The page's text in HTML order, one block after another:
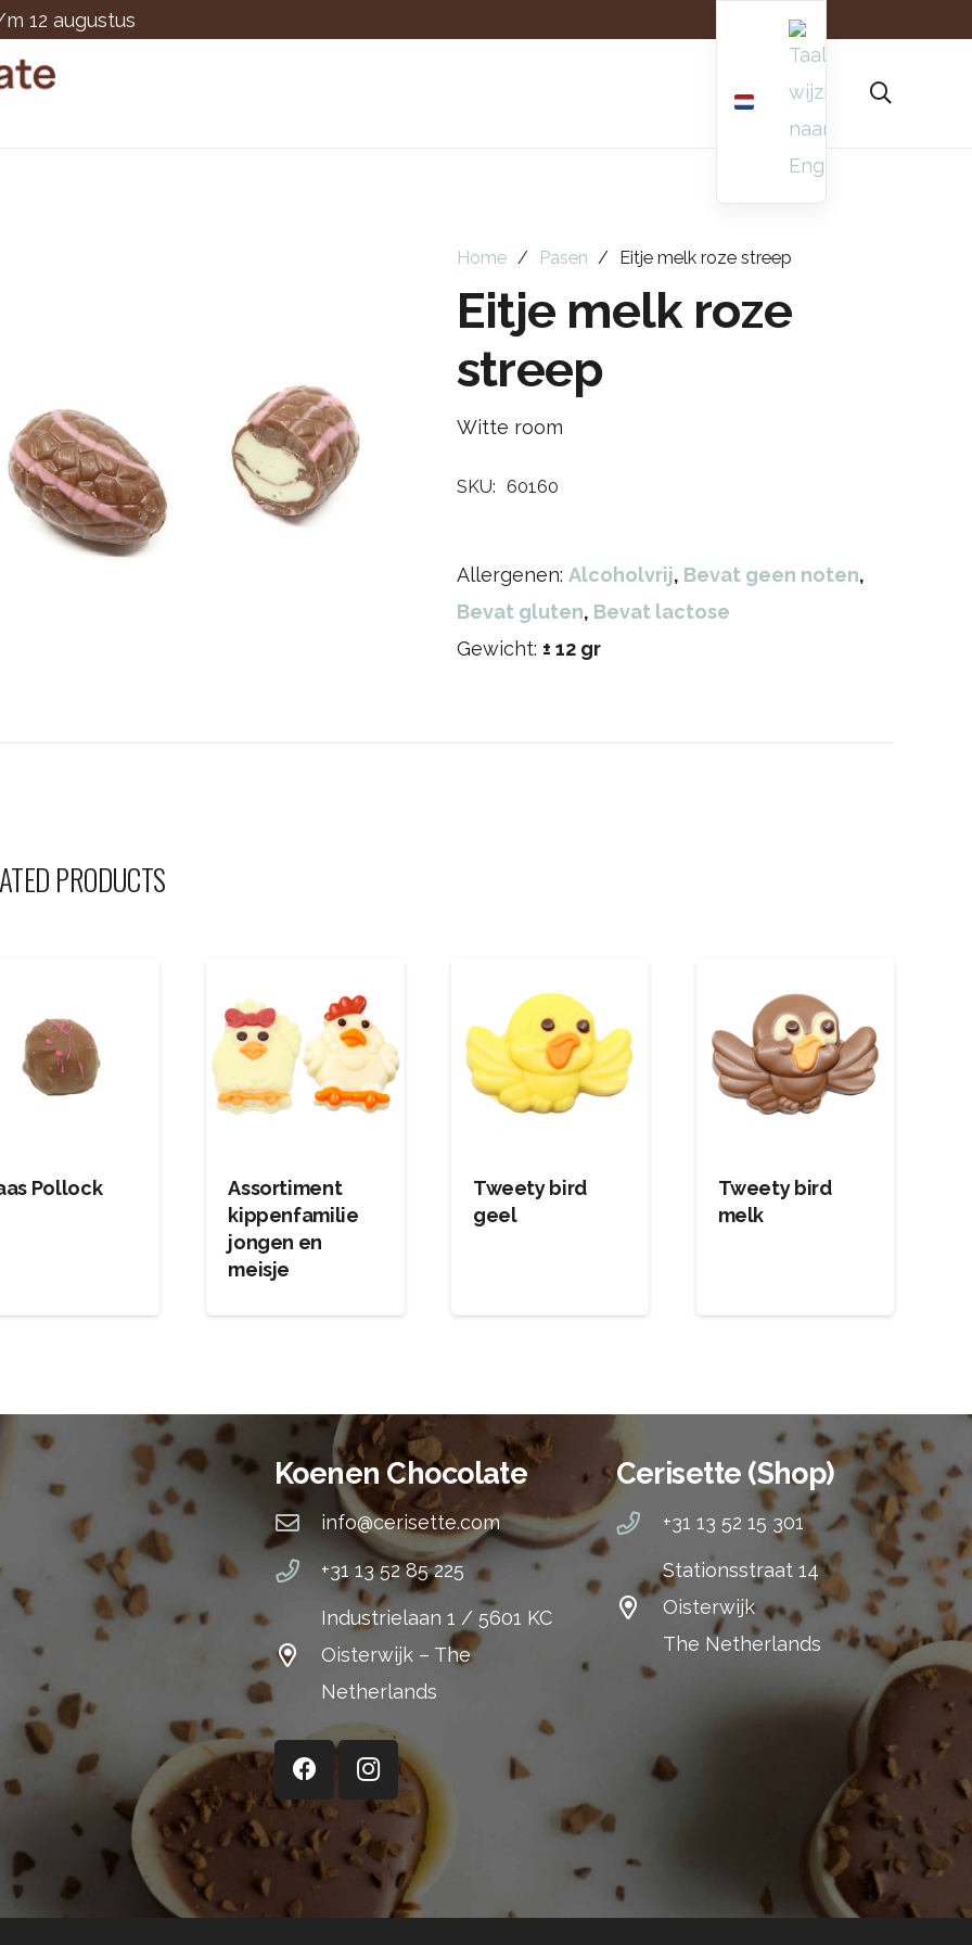
12 augustus
Home / Pasen / Eitje melk roze streep
Eitje melk roze
streep
Witte room
SKU: 60160
Allergenen:Alcoholvrij, Bevat geen noten,
Bevat gluten, Bevat lactose
Gewicht: ± 12 gr
PRODUCTS
Pollock
Assortiment
kippenfamilie
jongen en
meisje
Tweety bird
geel
Tweety bird
melk
Koenen Chocolate
info@cerisette.com
+31 13 52 85 225
Industrielaan 1 / 5601 KC
Oisterwijk – The
Netherlands
Cerisette (Shop)
+31 13 52 15 301
Stationsstraat 14
Oisterwijk
The Netherlands